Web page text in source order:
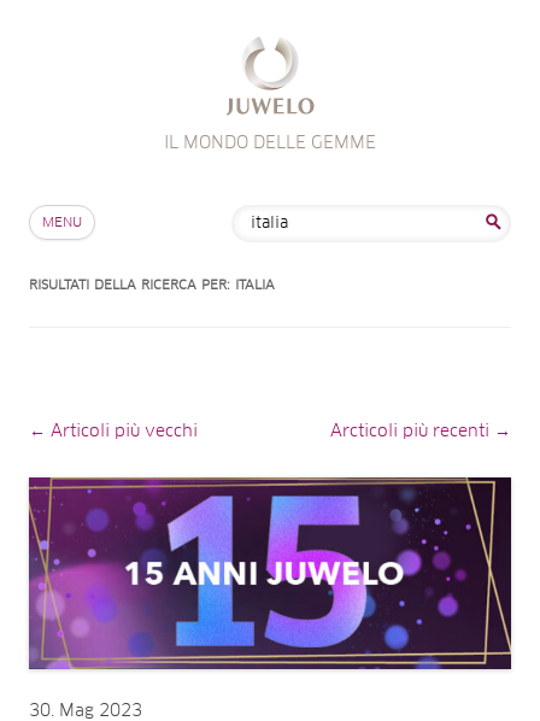
IL MONDO DELLE GEMME
Ricerca
MENU
RISULTATI DELLA RICERCA PER: ITALIA
Navigazione dell’articolo
← Articoli più vecchi Arcticoli più recenti →
30 Mag 2023